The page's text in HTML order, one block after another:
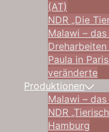
(AT)
NDR „Die
Malawi –
Paula in
veränderte
Produktionen
Malawi –
NDR
Hamburg